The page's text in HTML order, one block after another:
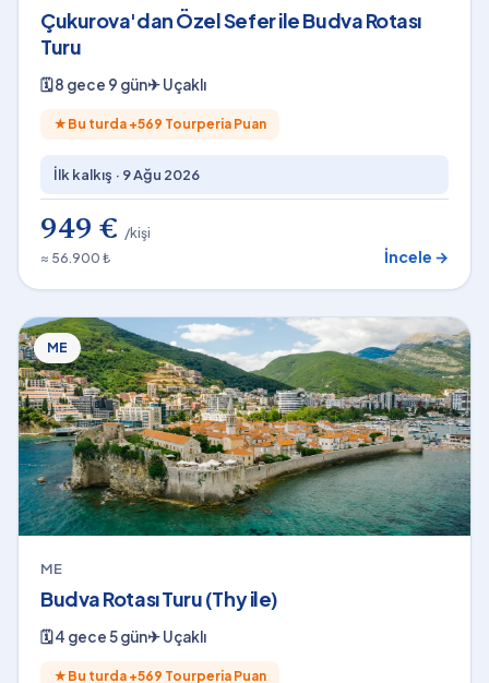
Çukurova'dan Özel Sefer ile Budva Rotası
Turu
🗓8 gece 9 gün✈Uçaklı
★ Bu turda +569 Tourperia Puan
İlk kalkış · 9 Ağu 2026
949 € /kişi
≈ 56.900 ₺
İncele →
ME
ME
Budva Rotası Turu (Thy ile)
🗓4 gece 5 gün✈Uçaklı
★ Bu turda +569 Tourperia Puan